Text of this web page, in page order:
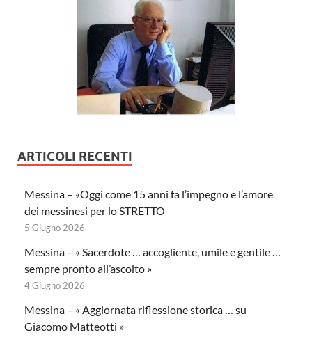
ARTICOLI RECENTI
Messina – «Oggi come 15 anni fa l’impegno e l’amore
dei messinesi per lo STRETTO
5 Giugno 2026
Messina – « Sacerdote … accogliente, umile e gentile …
sempre pronto all’ascolto »
4 Giugno 2026
Messina – « Aggiornata riflessione storica … su
Giacomo Matteotti »